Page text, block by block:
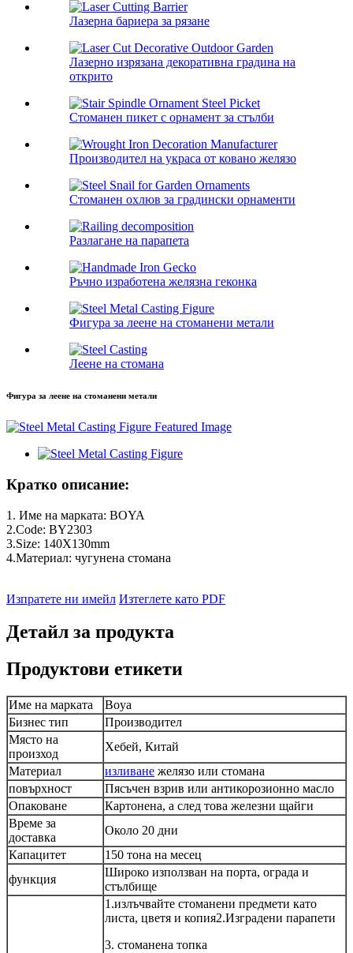
Лазерна бариера за рязане
Лазерно изрязана декоративна градина на
открито
Стоманен пикет с орнамент за стълби
Производител на украса от ковано желязо
Стоманен охлюв за градински орнаменти
Разлагане на парапета
Ръчно изработена желязна геконка
Фигура за леене на стоманени метали
Леене на стомана
Фигура за леене на стоманени метали
Кратко описание:
1. Име на марката: BOYA
2.Code: BY2303
3.Size: 140X130mm
4.Материал: чугунена стомана
Изпратете ни имейл Изтеглете като PDF
Детайл за продукта
Продуктови етикети
Име на марката
Boya
Бизнес тип
Производител
Място на
произход
Хебей, Китай
Материал
изливане желязо или стомана
повърхност
Пясъчен взрив или антикорозионно масло
Опаковане
Картонена, а след това железни щайги
Време за
доставка
Около 20 дни
Капацитет
150 тона на месец
функция
Широко използван на порта, ограда и
стълбище
1.излъчвайте стоманени предмети като
листа, цветя и копия2.Изградени парапети
3. стоманена топка